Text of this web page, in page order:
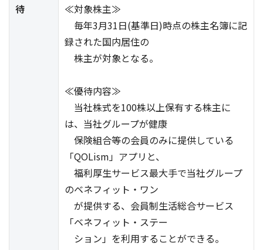
待
≪対象株主≫
毎年3月31日(基準日)時点の株主名簿に記
録された国内居住の
株主が対象となる。
≪優待内容≫
当社株式を100株以上保有する株主に
は、当社グループが健康
保険組合等の会員のみに提供している
「QOLism」アプリと、
福利厚生サービス最大手で当社グループ
のベネフィット・ワン
が提供する、会員制生活総合サービス
「ベネフィット・ステー
ション」を利用することができる。